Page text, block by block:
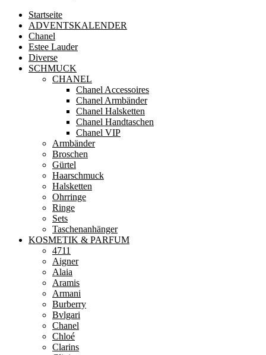
Startseite
ADVENTSKALENDER
Chanel
Estee Lauder
Diverse
SCHMUCK
CHANEL
Chanel Accessoires
Chanel Armbänder
Chanel Halsketten
Chanel Handtaschen
Chanel VIP
Armbänder
Broschen
Gürtel
Haarschmuck
Halsketten
Ohrringe
Ringe
Sets
Taschenanhänger
KOSMETIK & PARFUM
4711
Aigner
Alaia
Aramis
Armani
Burberry
Bvlgari
Chanel
Chloé
Clarins